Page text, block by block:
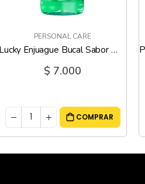
PERSONAL CARE
Lucky Enjuague Bucal Sabor Winter Green - 16.9 Oz
$ 7.000
COMPRAR